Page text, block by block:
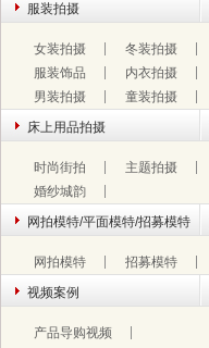
服装拍摄
女装拍摄
冬装拍摄
服装饰品
内衣拍摄
男装拍摄
童装拍摄
床上用品拍摄
时尚街拍
主题拍摄
婚纱城韵
网拍模特/平面模特/招募模特
网拍模特
招募模特
视频案例
产品导购视频